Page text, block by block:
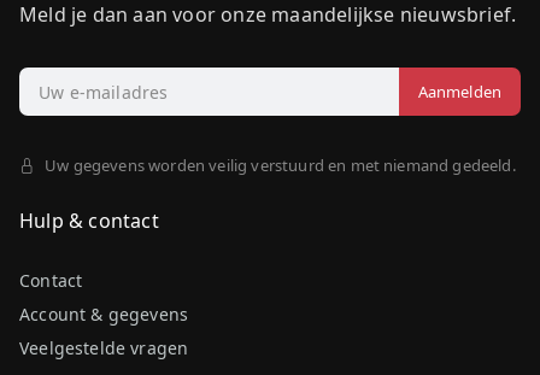
Meld je dan aan voor onze maandelijkse nieuwsbrief.
Uw gegevens worden veilig verstuurd en met niemand gedeeld.
Hulp & contact
Account & gegevens
Veelgestelde vragen
Contact